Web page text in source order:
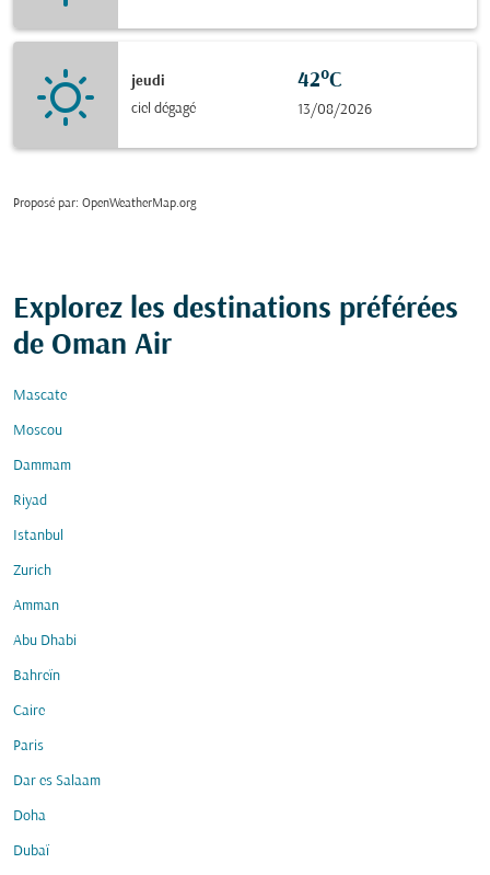
jeudi
ciel dégagé
42°C
13/08/2026
Proposé par: OpenWeatherMap.org
Explorez les destinations préférées
de Oman Air
Mascate
Moscou
Dammam
Riyad
Istanbul
Zurich
Amman
Abu Dhabi
Bahreïn
Caire
Paris
Dar es Salaam
Doha
Dubaï